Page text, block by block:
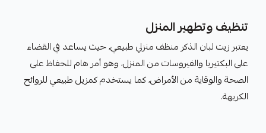
تنظيف وتطهير المنزل
يعتبر زيت لبان الذكر منظف منزلي طبيعي، حيث يساعد في القضاء
على البكتيريا والفيروسات من المنزل، وهو أمر هام للحفاظ على
الصحة والوقاية من الأمراض، كما يستخدم كمزيل طبيعي للروائح
الكريهة.